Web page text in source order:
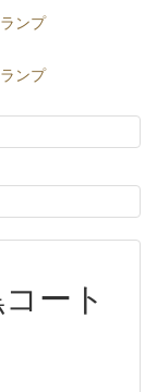
ンプ
ンプ
ート